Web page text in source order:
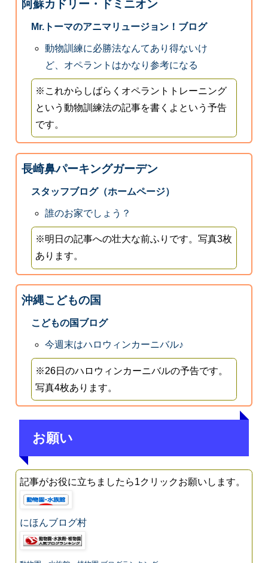
阿蘇カドリー・ドミニオン
Mr.トーマのアニマリュージョン！ブログ
動物訓練に必勝法なんてあり得ないけ
ど、オペラントはかなり参考になる
※これからしばらくオペラントトレーニング
という動物訓練法の記事を書くよという予告
です。
長崎鼻パーキングガーデン
スタッフブログ（ホームページ）
誰のお家でしょう？
※明日の記事への壮大な前ふりです。写真3枚
あります。
沖縄こどもの国
こどもの国ブログ
今週末はハロウィンカーニバル♪
※26日のハロウィンカーニバルの予告です。
写真4枚あります。
お願い
記事がお役に立ちましたら1クリックお願いします。
にほんブログ村